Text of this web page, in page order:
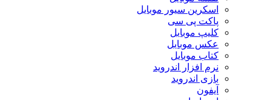
اسکرین سیور موبایل
پاکت پی سی
کلیپ موبایل
عکس موبایل
کتاب موبایل
نرم افزار اندروید
بازی اندروید
آیفون